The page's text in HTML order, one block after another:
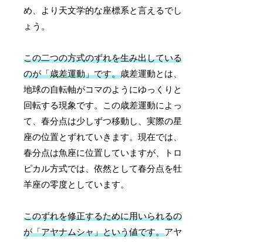
め、より天文学的な座標系と言えるでし
ょう。
この二つの方式のずれを生み出している
のが「歳差運動」です。歳差運動とは、
地球の自転軸がコマのようにゆっくりと
回転する現象です。この歳差運動によっ
て、春分点は少しずつ移動し、実際の星
座の位置とずれていきます。現在では、
春分点は魚座に位置していますが、トロ
ピカル方式では、依然として春分点を牡
羊座の零度としています。
このずれを修正するために用いられるの
が「アヤナムシャ」という値です。アヤ